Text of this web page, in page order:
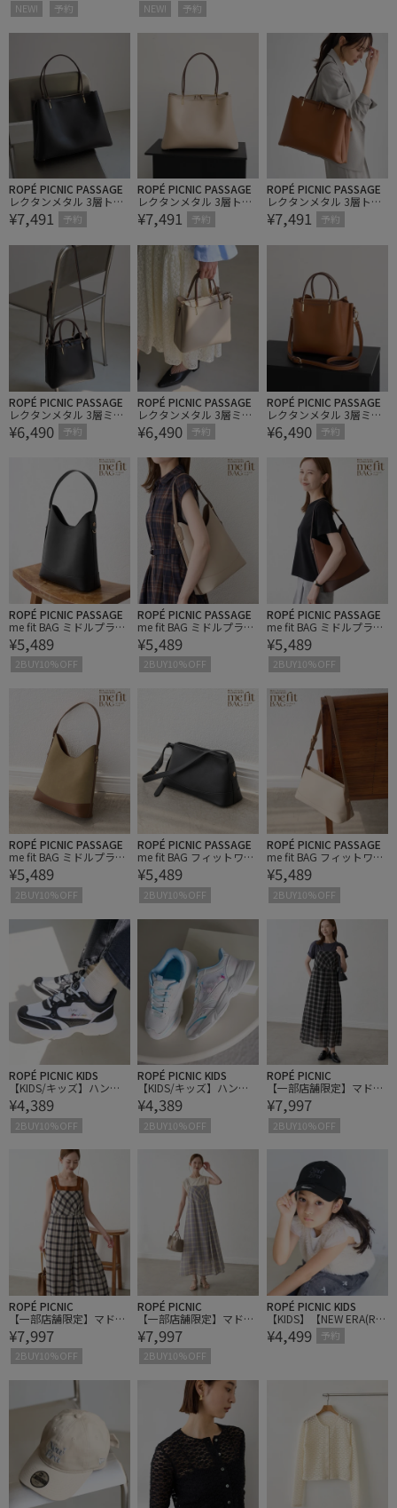
NEW! 予約 NEW! 予約
ROPÉ PICNIC PASSAGE
レクタンメタル 3層トー
トバッグ/A4対応・軽量
¥7,491 予約
ROPÉ PICNIC PASSAGE
レクタンメタル 3層トー
トバッグ/A4対応・軽量
¥7,491 予約
ROPÉ PICNIC PASSAGE
レクタンメタル 3層トー
トバッグ/A4対応・軽量
¥7,491 予約
ROPÉ PICNIC PASSAGE
レクタンメタル 3層ミド
ルトート&ショルダーバ
ッグ/軽量
¥6,490 予約
ROPÉ PICNIC PASSAGE
レクタンメタル 3層ミド
ルトート&ショルダーバ
ッグ/軽量
¥6,490 予約
ROPÉ PICNIC PASSAGE
レクタンメタル 3層ミド
ルトート&ショルダーバ
ッグ/軽量
¥6,490 予約
ROPÉ PICNIC PASSAGE
me fit BAG ミドルプラ
ス・ワンショルダーフィ
ットバッグ
¥5,489
2BUY10%OFF
ROPÉ PICNIC PASSAGE
me fit BAG ミドルプラ
ス・ワンショルダーフィ
ットバッグ
¥5,489
2BUY10%OFF
ROPÉ PICNIC PASSAGE
me fit BAG ミドルプラ
ス・ワンショルダーフィ
ットバッグ
¥5,489
2BUY10%OFF
ROPÉ PICNIC PASSAGE
me fit BAG ミドルプラ
ス・ワンショルダーフィ
ットバッグ
¥5,489
2BUY10%OFF
ROPÉ PICNIC PASSAGE
me fit BAG フィットワイ
ド ショルダーバッグ/2W
AY
¥5,489
2BUY10%OFF
ROPÉ PICNIC PASSAGE
me fit BAG フィットワイ
ド ショルダーバッグ/2W
AY
¥5,489
2BUY10%OFF
ROPÉ PICNIC KIDS
【KIDS/キッズ】ハンズ
フリーシャカシャカスニ
ーカー
¥4,389
2BUY10%OFF
ROPÉ PICNIC KIDS
【KIDS/キッズ】ハンズ
フリーシャカシャカスニ
ーカー
¥4,389
2BUY10%OFF
ROPÉ PICNIC
【一部店舗限定】マドラ
スチェックボイルシアー
キャミワンピース
¥7,997
2BUY10%OFF
ROPÉ PICNIC
【一部店舗限定】マドラ
スチェックボイルシアー
キャミワンピース
¥7,997
2BUY10%OFF
ROPÉ PICNIC
【一部店舗限定】マドラ
スチェックボイルシアー
キャミワンピース
¥7,997
2BUY10%OFF
ROPÉ PICNIC KIDS
【KIDS】【NEW ERA(R)
別注】920CS HEARTLOG
O BACKRIBBON CAP
¥4,499 予約